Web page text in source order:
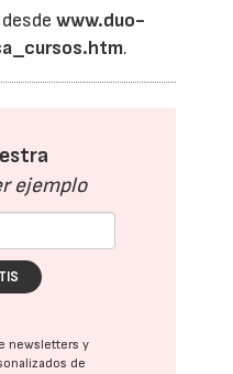
www.duo-
.
ejemplo
newsletters y
de